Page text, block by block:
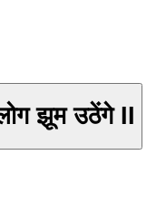
झूम उठेंगे II